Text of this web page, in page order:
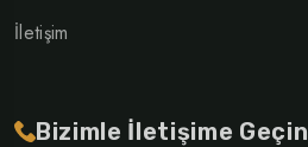
İletişim
Bizimle İletişime Geçin